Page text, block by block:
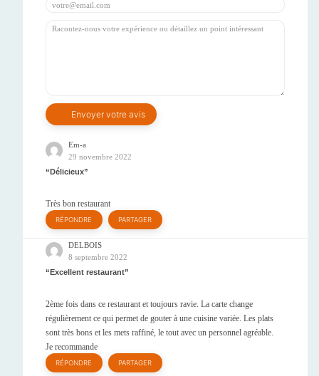
Em-a
29 novembre 2022
Délicieux
Très bon restaurant
RÉPONDRE PARTAGER
DELBOIS
8 septembre 2022
Excellent restaurant
2ème fois dans ce restaurant et toujours ravie. La carte change
régulièrement ce qui permet de gouter à une cuisine variée. Les plats
sont très bons et les mets raffiné, le tout avec un personnel agréable.
Je recommande
RÉPONDRE PARTAGER